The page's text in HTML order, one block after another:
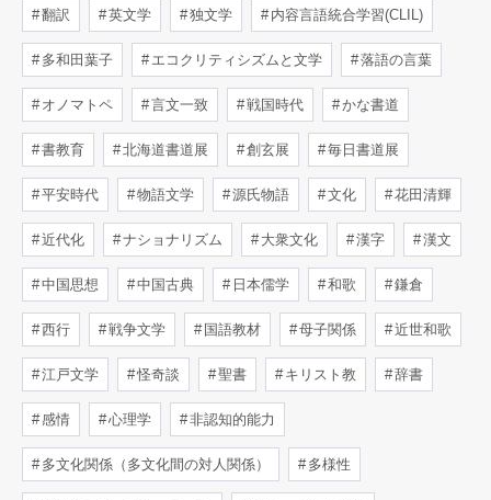
翻訳 英文学 独文学 内容言語統合学習(CLIL)
多和田葉子 エコクリティシズムと文学 落語の言葉
オノマトペ 言文一致 戦国時代 かな書道
書教育 北海道書道展 創玄展 毎日書道展
平安時代 物語文学 源氏物語 文化 花田清輝
近代化 ナショナリズム 大衆文化 漢字 漢文
中国思想 中国古典 日本儒学 和歌 鎌倉
西行 戦争文学 国語教材 母子関係 近世和歌
江戸文学 怪奇談 聖書 キリスト教 辞書
感情 心理学 非認知的能力
多文化関係（多文化間の対人関係） 多様性